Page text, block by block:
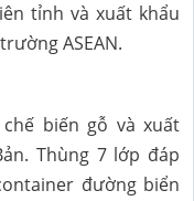
tỉnh và xuất khẩu
ASEAN.
biến gỗ và xuất
Thùng 7 lớp đáp
đường biển